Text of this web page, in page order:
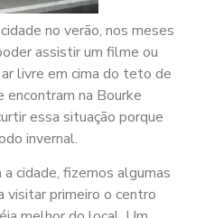
no verão, nos meses
assistir um filme ou
livre em cima do teto de
encontram na Bourke
essa situação porque
invernal.
cidade, fizemos algumas
visitar primeiro o centro